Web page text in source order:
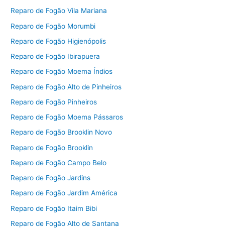
Reparo de Fogão Vila Mariana
Reparo de Fogão Morumbi
Reparo de Fogão Higienópolis
Reparo de Fogão Ibirapuera
Reparo de Fogão Moema Índios
Reparo de Fogão Alto de Pinheiros
Reparo de Fogão Pinheiros
Reparo de Fogão Moema Pássaros
Reparo de Fogão Brooklin Novo
Reparo de Fogão Brooklin
Reparo de Fogão Campo Belo
Reparo de Fogão Jardins
Reparo de Fogão Jardim América
Reparo de Fogão Itaim Bibi
Reparo de Fogão Alto de Santana